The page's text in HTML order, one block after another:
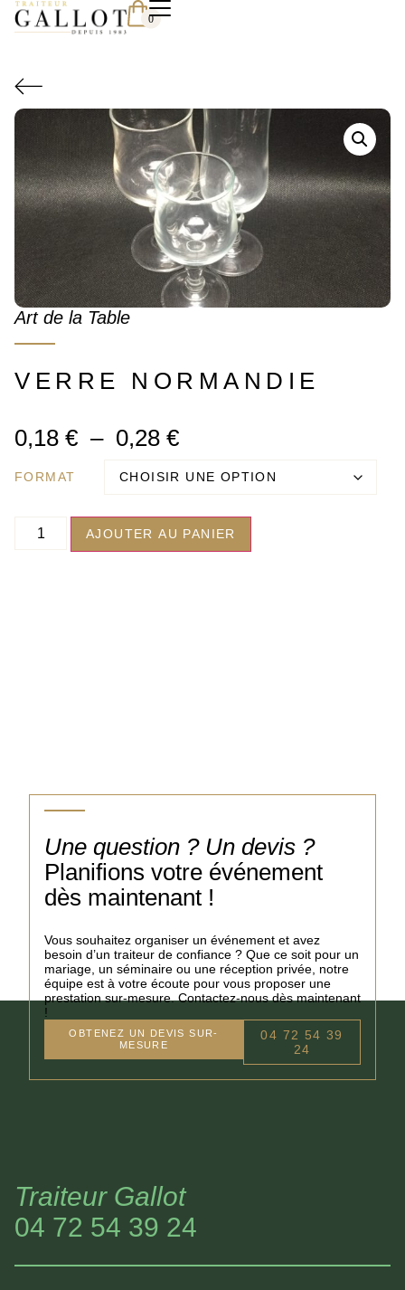
0
Art de la Table
VERRE NORMANDIE
0,18 € – 0,28 €
FORMAT
AJOUTER AU PANIER
Une question ? Un devis ?
Planifions votre événement
dès maintenant !
Vous souhaitez organiser un événement et avez
besoin d’un traiteur de confiance ? Que ce soit pour un
mariage, un séminaire ou une réception privée, notre
équipe est à votre écoute pour vous proposer une
prestation sur-mesure. Contactez-nous dès maintenant
!
OBTENEZ UN DEVIS SUR-
MESURE
04 72 54 39
24
Traiteur Gallot
04 72 54 39 24